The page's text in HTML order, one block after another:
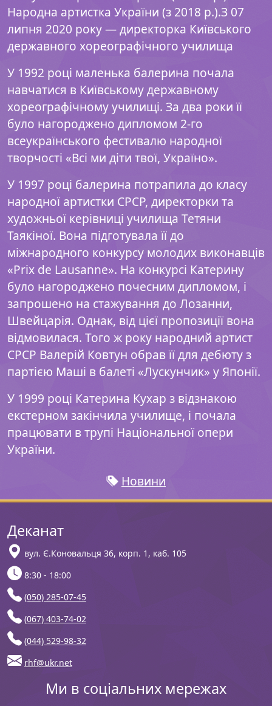
Народна артистка України (з 2018 р.).З 07
липня 2020 року — директорка Київського
державного хореографічного училища
У 1992 році маленька балерина почала
навчатися в Київському державному
хореографічному училищі. За два роки її
було нагороджено дипломом 2-го
всеукраїнського фестивалю народної
творчості «Всі ми діти твої, Україно».
У 1997 році балерина потрапила до класу
народної артистки СРСР, директорки та
художньої керівниці училища Тетяни
Таякіної. Вона підготувала її до
міжнародного конкурсу молодих виконавців
«Prix de Lausanne». На конкурсі Катерину
було нагороджено почесним дипломом, і
запрошено на стажування до Лозанни,
Швейцарія. Однак, від цієї пропозиції вона
відмовилася. Того ж року народний артист
СРСР Валерій Ковтун обрав її для дебюту з
партією Маші в балеті «Лускунчик» у Японії.
У 1999 році Катерина Кухар з відзнакою
екстерном закінчила училище, і почала
працювати в трупі Національної опери
України.
Новини
Деканат
вул. Є.Коновальця 36, корп. 1, каб. 105
8:30 - 18:00
(050) 285-07-45
(067) 403-74-02
(044) 529-98-32
rhf@ukr.net
Ми в соціальних мережах